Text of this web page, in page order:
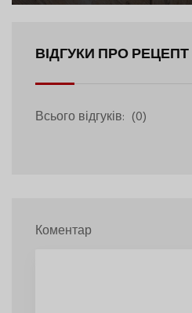
ВІДГУКИ ПРО РЕЦЕПТ
Всього відгуків: (0)
Коментар